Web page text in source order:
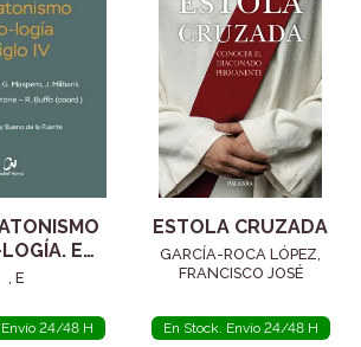
EL
IV
, E
Envío 24/48 H
ESTOLA CRUZADA
GARCÍA-ROCA LÓPEZ,
FRANCISCO JOSÉ
En Stock. Envío 24/48 H